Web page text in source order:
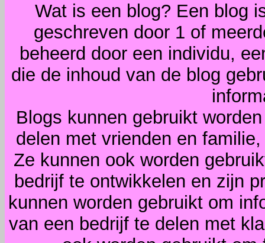
Wat is een blog? Een blog
geschreven door 1 of
beheerd door een individu,
die de inhoud van de blog
Blogs kunnen gebruikt
delen met vrienden en
Ze kunnen ook worden
bedrijf te ontwikkelen en zijn
kunnen worden gebruikt om
van een bedrijf te delen met